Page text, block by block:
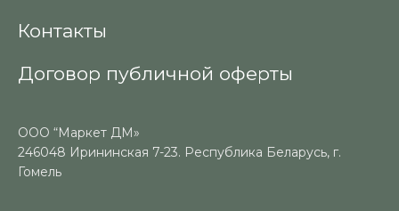
Контакты
Договор публичной оферты
ООО “Маркет ДМ»
246048 Ирининская 7-23. Республика Беларусь, г.
Гомель